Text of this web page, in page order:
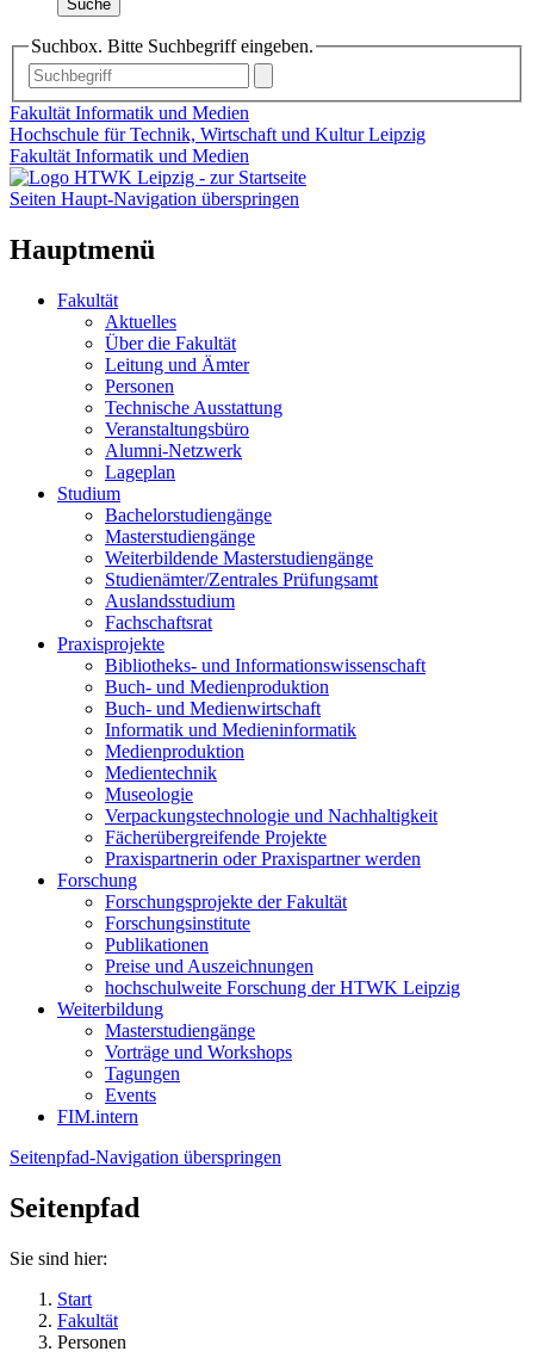
Suche
Suchbox. Bitte Suchbegriff eingeben.
Fakultät Informatik und Medien
Hochschule für Technik, Wirtschaft und Kultur Leipzig
Fakultät Informatik und Medien
Seiten Haupt-Navigation überspringen
Hauptmenü
Fakultät
Aktuelles
Über die Fakultät
Leitung und Ämter
Personen
Technische Ausstattung
Veranstaltungsbüro
Alumni-Netzwerk
Lageplan
Studium
Bachelorstudiengänge
Masterstudiengänge
Weiterbildende Masterstudiengänge
Studienämter/Zentrales Prüfungsamt
Auslandsstudium
Fachschaftsrat
Praxisprojekte
Bibliotheks- und Informationswissenschaft
Buch- und Medienproduktion
Buch- und Medienwirtschaft
Informatik und Medieninformatik
Medienproduktion
Medientechnik
Museologie
Verpackungstechnologie und Nachhaltigkeit
Fächerübergreifende Projekte
Praxispartnerin oder Praxispartner werden
Forschung
Forschungsprojekte der Fakultät
Forschungsinstitute
Publikationen
Preise und Auszeichnungen
hochschulweite Forschung der HTWK Leipzig
Weiterbildung
Masterstudiengänge
Vorträge und Workshops
Tagungen
Events
FIM.intern
Seitenpfad-Navigation überspringen
Seitenpfad
Sie sind hier:
Start
Fakultät
Personen